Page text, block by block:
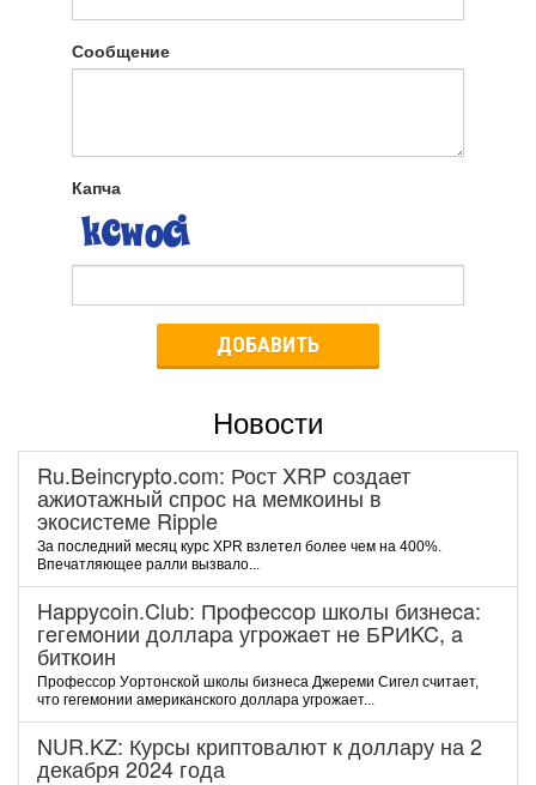
Сообщение
Капча
ДОБАВИТЬ
Новости
Ru.Beincrypto.com: Рост XRP создает
ажиотажный спрос на мемкоины в
экосистеме Ripple
За последний месяц курс XPR взлетел более чем на 400%.
Впечатляющее ралли вызвало...
Happycoin.Club: Пpoфeccop шкoлы бизнeca:
гeгeмoнии дoллapa угpoжaeт нe БPИKC, a
биткoин
Пpoфeccop Уopтoнcкoй шкoлы бизнeca Джepeми Cигeл cчитaeт,
чтo гeгeмoнии aмepикaнcкoгo дoллapa угpoжaeт...
NUR.KZ: Курсы криптовалют к доллару на 2
декабря 2024 года